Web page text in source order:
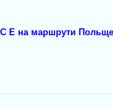
С Е на маршрути